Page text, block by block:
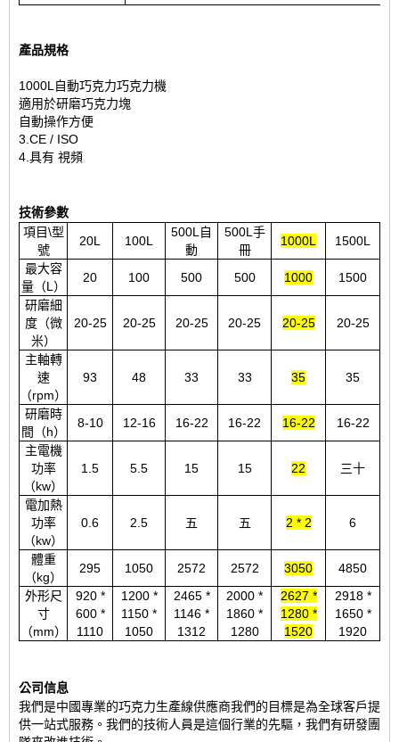
產品規格
1000L自動巧克力巧克力機
適用於研磨巧克力塊
自動操作方便
3.CE / ISO
4.具有 視頻
技術參數
項目\型
號
20L 100L
500L自
動
500L手
冊
1000L
1500L
最大容
量（L）
20 100 500 500 1000
1500
研磨細
度（微
米）
20-25 20-25 20-25 20-25 20-25 20-25
主軸轉
速
（rpm）
93 48 33 33 35 35
研磨時
間（h）
8-10 12-16 16-22 16-22 16-22
16-22
主電機
功率
（kw）
1.5 5.5 15 15 22 三十
電加熱
功率
（kw）
0.6 2.5 五 五 2 * 2 6
體重
（kg）
295 1050 2572 2572 3050
4850
外形尺
寸
（mm）
920 *
600 *
1110
1200 *
1150 *
1050
2465 *
1146 *
1312
2000 *
1860 *
1280
2627 *
1280 *
1520
2918 *
1650 *
1920
公司信息
我們是中國專業的巧克力生產線供應商我們的目標是為全球客戶提
供一站式服務。我們的技術人員是這個行業的先驅，我們有研發團